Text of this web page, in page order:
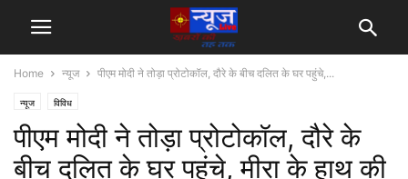
Home न्यूज पीएम मोदी ने तोड़ा प्रोटोकॉल, दौरे के बीच दलित के घर पहुंचे,...
न्यूज विविध
पीएम मोदी ने तोड़ा प्रोटोकॉल, दौरे के
बीच दलित के घर पहुंचे, मीरा के हाथ की